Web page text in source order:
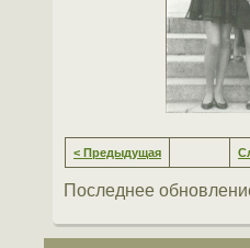
< Предыдущая
Последнее